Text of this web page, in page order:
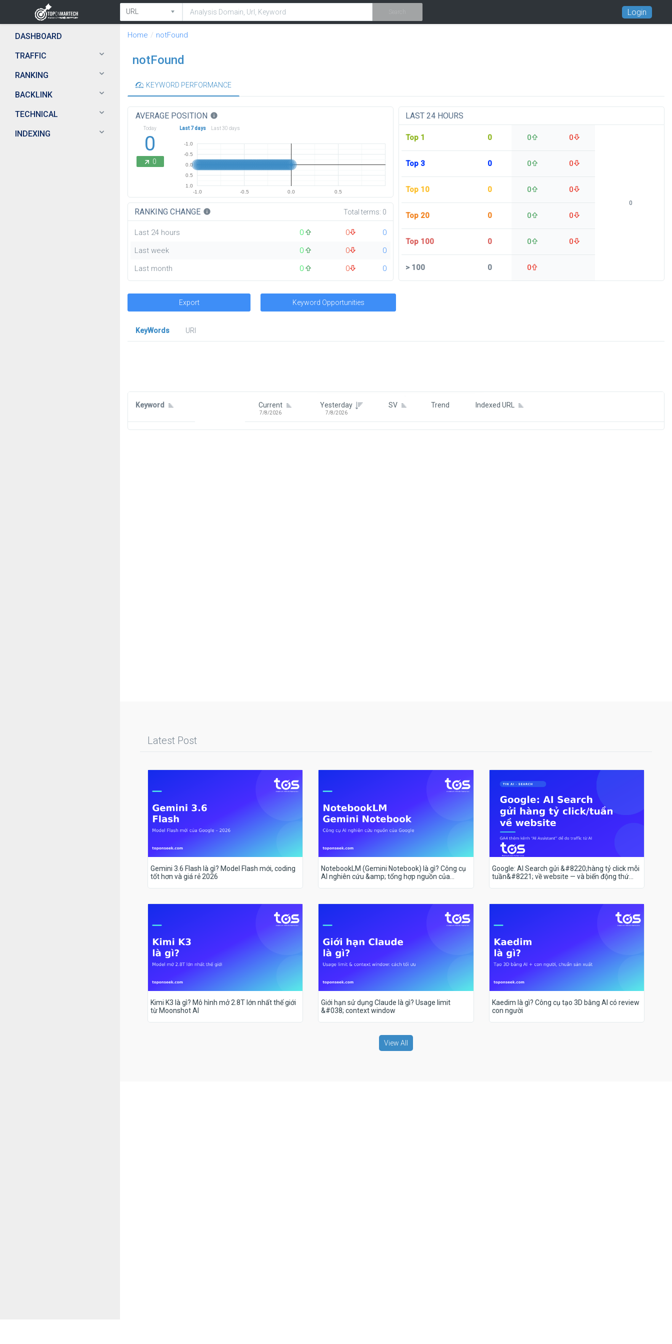
Login
DASHBOARD
TRAFFIC
RANKING
BACKLINK
TECHNICAL
INDEXING
Home notFound
notFound
KEYWORD PERFORMANCE
AVERAGE POSITION info
Today
0
0
Last 7 days Last 30 days
-1.0 -0.5 0.0 0.5
-1.0
-0.5
0.0
0.5
1.0
RANKING CHANGE info Total terms: 0
Last 24 hours 0 0
0
Last week
0 0
0
Last month
0 0 0
LAST 24 HOURS
Top 1 0 0 0
Top 3 0 0 0
Top 10 0 0 0
Top 20 0 0 0
Top 100 0 0 0
>100 0 0
0
Export Keyword Opportunities
KeyWords
URl
Keyword Current
7/8/2026
Yesterday
7/8/2026
SV Trend Indexed URL
Latest Post
Gemini 3.6 Flash là gì? Model Flash mới, coding
tốt hơn và giá rẻ 2026
NotebookLM (Gemini Notebook) là gì? Công cụ
AI nghiên cứu &amp; tổng hợp nguồn của
Google: AI Search gửi &#8220;hàng tỷ click mỗi
tuần&#8221; về website — và biến động thứ
Kimi K3 là gì? Mô hình mở 2.8T lớn nhất thế giới
từ Moonshot AI
Giới hạn sử dụng Claude là gì? Usage limit
&#038; context window
Kaedim là gì? Công cụ tạo 3D bằng AI có review
con người
View All